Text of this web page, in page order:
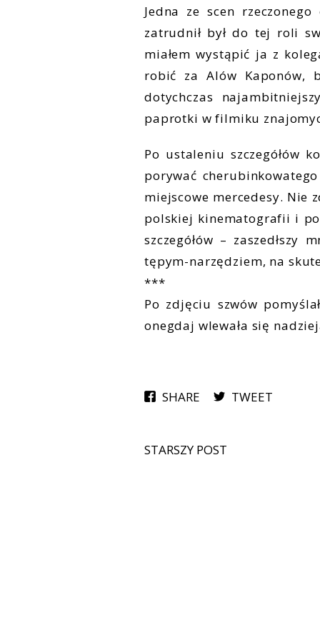
Jedna ze scen
zatrudnił był do tej roli
miałem wystąpić ja z
robić za Alów Kaponów,
dotychczas
paprotki w filmiku
Po ustaleniu szczegółów
porywać
miejscowe mercedesy. Nie
polskiej kinematografii i
szczegółów –
tępym-narzędziem, na
***
Po zdjęciu szwów
onegdaj wlewała się
SHARE TWEET
STARSZY POST